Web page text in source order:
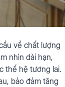
về chất lượng
nhìn dài hạn,
thế hệ tương lai.
bảo đảm tăng